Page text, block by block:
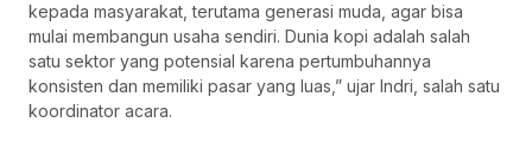
kepada masyarakat, terutama generasi muda, agar bisa
mulai membangun usaha sendiri. Dunia kopi adalah salah
satu sektor yang potensial karena pertumbuhannya
konsisten dan memiliki pasar yang luas,” ujar Indri, salah satu
koordinator acara.